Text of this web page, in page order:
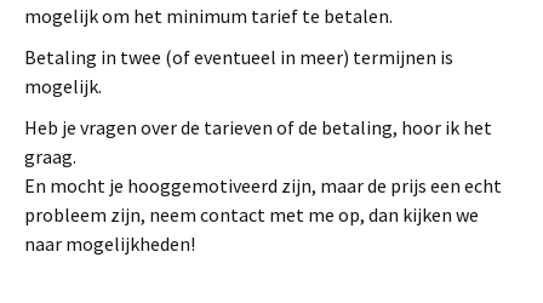
mogelijk om het minimum tarief te betalen.
Betaling in twee (of eventueel in meer) termijnen is
mogelijk.
Heb je vragen over de tarieven of de betaling, hoor ik het
graag.
En mocht je hooggemotiveerd zijn, maar de prijs een echt
probleem zijn, neem contact met me op, dan kijken we
naar mogelijkheden!